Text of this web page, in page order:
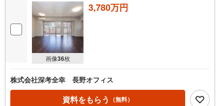
画像36枚
3,780万円
株式会社深考全幸 長野オフィス
資料をもらう （無料）